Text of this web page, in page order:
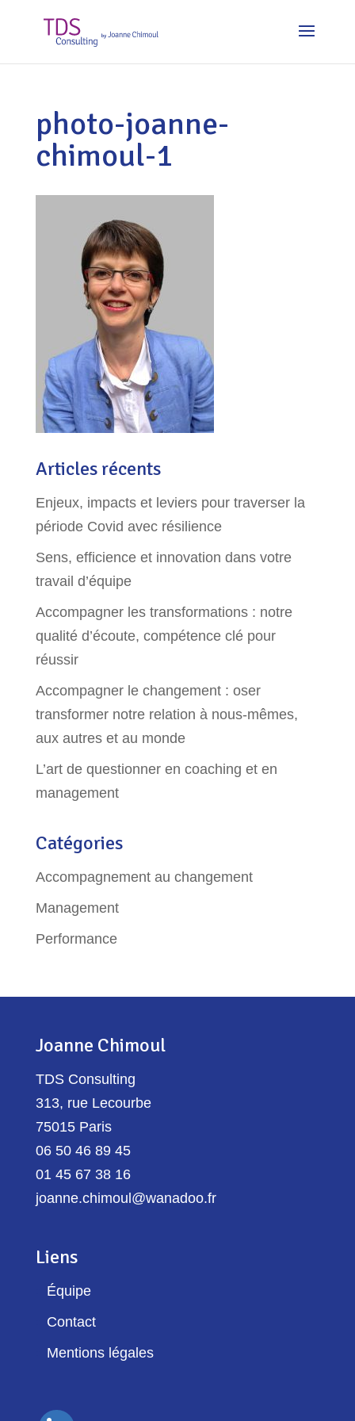
photo-joanne-
chimoul-1
Articles récents
Enjeux, impacts et leviers pour traverser la
période Covid avec résilience
Sens, efficience et innovation dans votre
travail d’équipe
Accompagner les transformations : notre
qualité d’écoute, compétence clé pour
réussir
Accompagner le changement : oser
transformer notre relation à nous-mêmes,
aux autres et au monde
L’art de questionner en coaching et en
management
Catégories
Accompagnement au changement
Management
Performance
Joanne Chimoul
TDS Consulting
313, rue Lecourbe
75015 Paris
06 50 46 89 45
01 45 67 38 16
joanne.chimoul@wanadoo.fr
Liens
Équipe
Contact
Mentions légales